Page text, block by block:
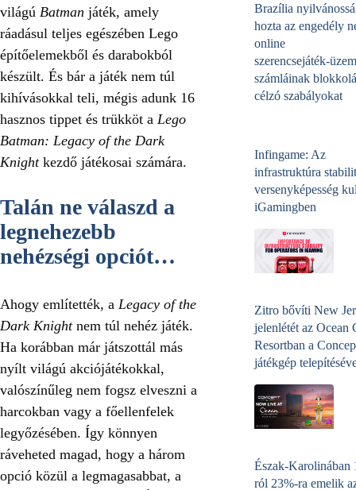
világú Batman játék, amely
ráadásul teljes egészében Lego
építőelemekből és darabokból
készült. És bár a játék nem túl
kihívásokkal teli, mégis adunk 16
hasznos tippet és trükköt a Lego
Batman: Legacy of the Dark
Knightkezdő játékosai számára.
Talán ne válaszd a
legnehezebb
nehézségi opciót…
Ahogy említették, a Legacy of the
Dark Knightnem túl nehéz játék.
Ha korábban már játszottál más
nyílt világú akciójátékokkal,
valószínűleg nem fogsz elveszni a
harcokban vagy a főellenfelek
legyőzésében. Így könnyen
ráveheted magad, hogy a három
opció közül a legmagasabbat, a
Brazília
hozta az engedély
online
számláinak
célzó szabályokat
Infingame: Az
infrastruktúra
versenyképesség
iGamingben
Zitro bővíti New
jelenlétét az Ocean
Resortban a
játékgép
Észak-Karolinában
ról 23%-ra emelik